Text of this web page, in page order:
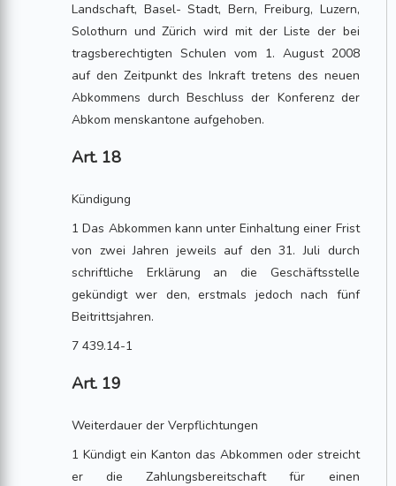
Landschaft, Basel- Stadt, Bern, Freiburg, Luzern,
Solothurn und Zürich wird mit der Liste der bei
tragsberechtigten Schulen vom 1. August 2008
auf den Zeitpunkt des Inkraft tretens des neuen
Abkommens durch Beschluss der Konferenz der
Abkom menskantone aufgehoben.
Art. 18
Kündigung
1 Das Abkommen kann unter Einhaltung einer Frist
von zwei Jahren jeweils auf den 31. Juli durch
schriftliche Erklärung an die Geschäftsstelle
gekündigt wer den, erstmals jedoch nach fünf
Beitrittsjahren.
7 439.14-1
Art. 19
Weiterdauer der Verpflichtungen
1 Kündigt ein Kanton das Abkommen oder streicht
er die Zahlungsbereitschaft für einen